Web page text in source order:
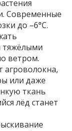
Современные
до –6°C.
тяжёлыми
ветром.
агроволокна,
или даже
ткань
лёд станет